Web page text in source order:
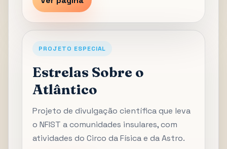
PROJETO ESPECIAL
Estrelas Sobre o
Atlântico
Projeto de divulgação científica que leva
o NFIST a comunidades insulares, com
atividades do Circo da Física e da Astro.